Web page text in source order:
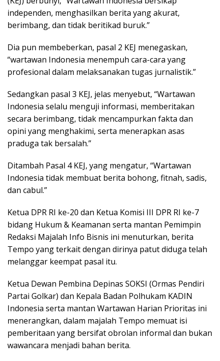
independen, menghasilkan berita yang akurat,
berimbang, dan tidak beritikad buruk.”
Dia pun membeberkan, pasal 2 KEJ menegaskan,
“wartawan Indonesia menempuh cara-cara yang
profesional dalam melaksanakan tugas jurnalistik.”
Sedangkan pasal 3 KEJ, jelas menyebut, “Wartawan
Indonesia selalu menguji informasi, memberitakan
secara berimbang, tidak mencampurkan fakta dan
opini yang menghakimi, serta menerapkan asas
praduga tak bersalah.”
Ditambah Pasal 4 KEJ, yang mengatur, “Wartawan
Indonesia tidak membuat berita bohong, fitnah, sadis,
dan cabul.”
Ketua DPR RI ke-20 dan Ketua Komisi III DPR RI ke-7
bidang Hukum & Keamanan serta mantan Pemimpin
Redaksi Majalah Info Bisnis ini menuturkan, berita
Tempo yang terkait dengan dirinya patut diduga telah
melanggar keempat pasal itu.
Ketua Dewan Pembina Depinas SOKSI (Ormas Pendiri
Partai Golkar) dan Kepala Badan Polhukam KADIN
Indonesia serta mantan Wartawan Harian Prioritas ini
menerangkan, dalam majalah Tempo memuat isi
pemberitaan yang bersifat obrolan informal dan bukan
wawancara menjadi bahan berita.